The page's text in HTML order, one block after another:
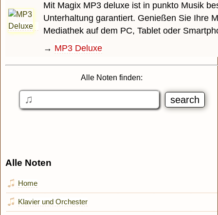
Mit Magix MP3 deluxe ist in punkto Musik
Unterhaltung garantiert. Genießen Sie Ihre
Mediathek auf dem PC, Tablet oder
→ MP3 Deluxe
Alle Noten finden:
Alle Noten
Home
Klavier und Orchester